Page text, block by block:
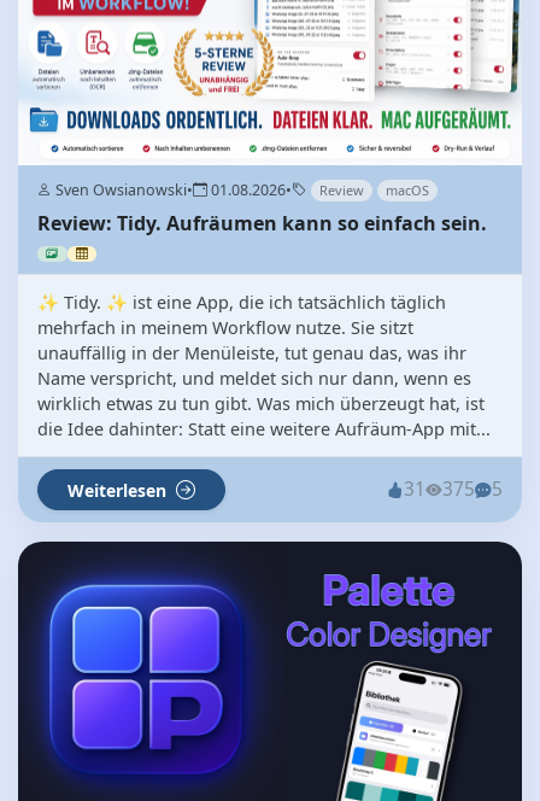
Sven Owsianowski• 01.08.2026• Review macOS
Review: Tidy. Aufräumen kann so einfach sein.
✨ Tidy. ✨ ist eine App, die ich tatsächlich täglich
mehrfach in meinem Workflow nutze. Sie sitzt
unauffällig in der Menüleiste, tut genau das, was ihr
Name verspricht, und meldet sich nur dann, wenn es
wirklich etwas zu tun gibt. Was mich überzeugt hat, ist
die Idee dahinter: Statt eine weitere Aufräum-App mit...
Weiterlesen 31 375 5